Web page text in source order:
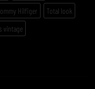
Hilfiger
Total look
vintage